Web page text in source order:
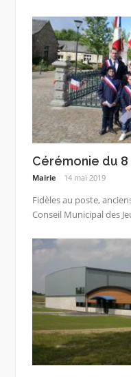
Cérémonie du 8
Mairie 14 mai 2019
Fidèles au poste,
Conseil Municipal des